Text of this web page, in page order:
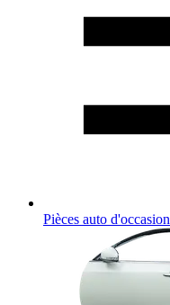
Pièces auto d'occasion